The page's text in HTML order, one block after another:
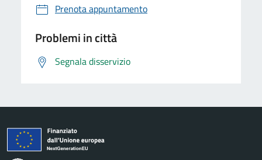
Prenota appuntamento
Problemi in città
Segnala disservizio